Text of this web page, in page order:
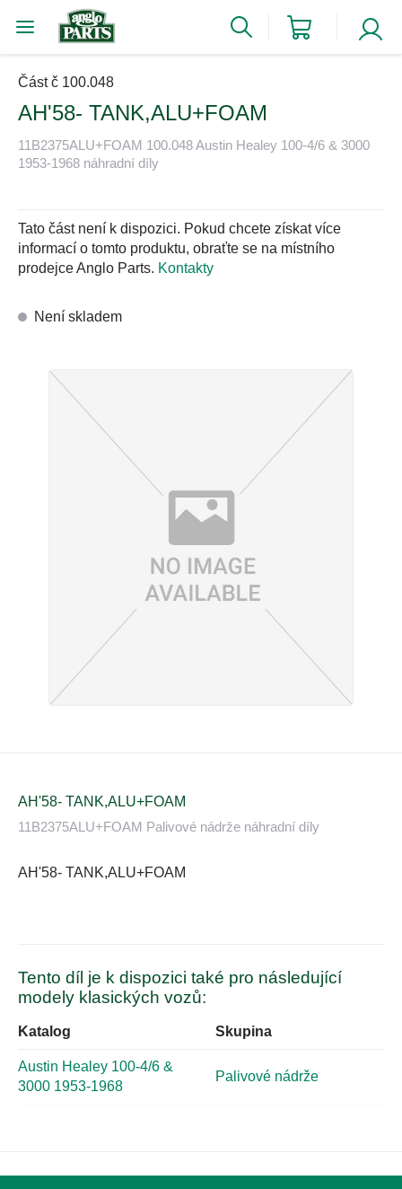
Část č 100.048
AH'58- TANK,ALU+FOAM
11B2375ALU+FOAM 100.048 Austin Healey 100-4/6 & 3000
1953-1968 náhradní díly
Tato část není k dispozici. Pokud chcete získat více
informací o tomto produktu, obraťte se na místního
prodejce Anglo Parts. Kontakty
Není skladem
AH'58- TANK,ALU+FOAM
11B2375ALU+FOAM Palivové nádrže náhradní díly
AH'58- TANK,ALU+FOAM
Tento díl je k dispozici také pro následující
modely klasických vozů:
Katalog Skupina
Austin Healey 100-4/6 &
3000 1953-1968
Palivové nádrže